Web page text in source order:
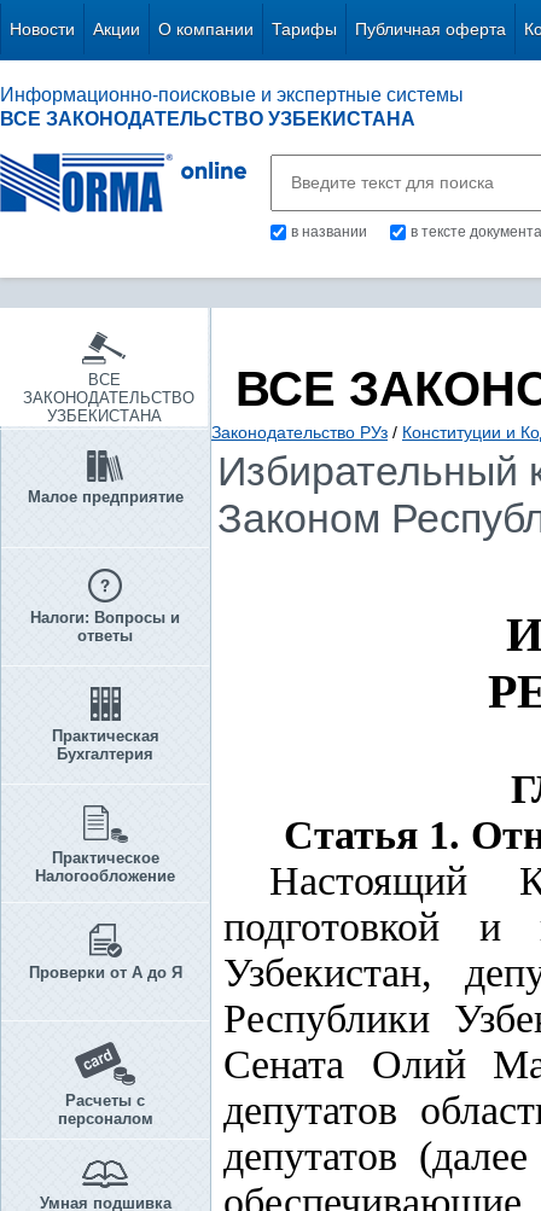
Новости Акции О компании Тарифы Публичная оферта
Информационно-поисковые и экспертные системы
ВСЕ ЗАКОНОДАТЕЛЬСТВО УЗБЕКИСТАНА
в названии в тексте документа
ВСЕ
ЗАКОНОДАТЕЛЬСТВО
УЗБЕКИСТАНА
Малое предприятие
Налоги: Вопросы и
ответы
Практическая
Бухгалтерия
Практическое
Налогообложение
Проверки от А до Я
Расчеты с
персоналом
Умная подшивка
ВСЕ
Законодательство РУз / Конституции и
Избирательный
Законом
Статья 1.
Настоящий
подготовкой и
Узбекистан,
Республики
Сената Олий
депутатов
депутатов